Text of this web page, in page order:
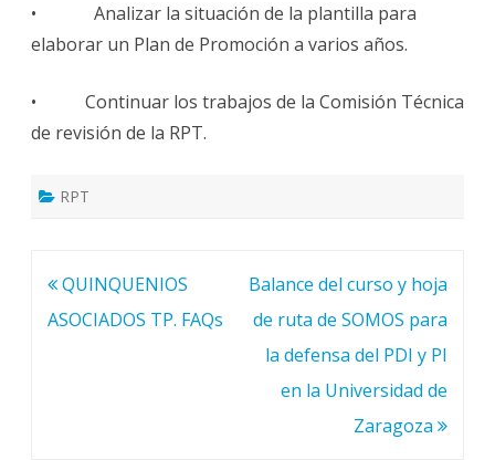
• Analizar la situación de la plantilla para
elaborar un Plan de Promoción a varios años.
• Continuar los trabajos de la Comisión Técnica
de revisión de la RPT.
RPT
Navegación
de
QUINQUENIOS
ASOCIADOS TP. FAQs
Balance del curso y hoja
de ruta de SOMOS para
la defensa del PDI y PI
en la Universidad de
Zaragoza